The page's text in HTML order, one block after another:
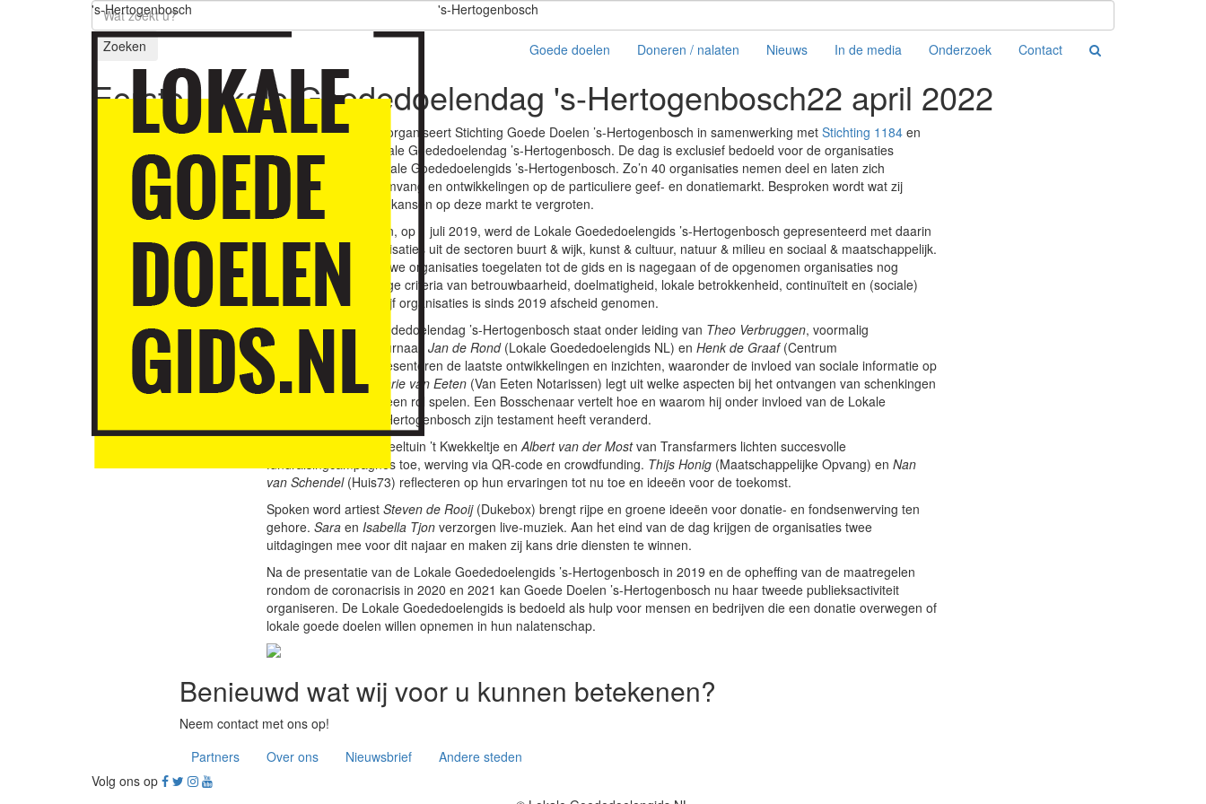
's-Hertogenbosch 's-Hertogenbosch
Goede doelen Doneren / nalaten Nieuws In de media Onderzoek Contact
Zoeken
Eerste Lokale Goededoelendag 's-Hertogenbosch22 april 2022
Op zaterdag 23 april organiseert Stichting Goede Doelen ’s-Hertogenbosch in samenwerking met Stichting 1184 en
de eerste Lokale Goededoelendag ’s-Hertogenbosch. De dag is exclusief bedoeld voor de organisaties
opgenomen in de Lokale Goededoelengids ’s-Hertogenbosch. Zo’n 40 organisaties nemen deel en laten zich
informeren over de omvang en ontwikkelingen op de particuliere geef- en donatiemarkt. Besproken wordt wat zij
kunnen doen om hun kansen op deze markt te vergroten.
Bijna drie jaar geleden, op 1 juli 2019, werd de Lokale Goededoelengids ’s-Hertogenbosch gepresenteerd met daarin
opgenomen 62 organisaties uit de sectoren buurt & wijk, kunst & cultuur, natuur & milieu en sociaal & maatschappelijk.
Sindsdien zijn elf nieuwe organisaties toegelaten tot de gids en is nagegaan of de opgenomen organisaties nog
voldoen aan de strenge criteria van betrouwbaarheid, doelmatigheid, lokale betrokkenheid, continuïteit en (sociale)
duurzaamheid. Van vijf organisaties is sinds 2019 afscheid genomen.
De eerste Lokale Goededoelendag ’s-Hertogenbosch staat onder leiding van Theo Verbruggen, voormalig
verslaggever NOS-journaal. Jan de Rond(Lokale Goededoelengids NL) en Henk de Graaf(Centrum
Nalatenschappen) presenteren de laatste ontwikkelingen en inzichten, waaronder de invloed van sociale informatie op
geefgedrag.
Anne-Marie van Eeten (Van Eeten Notarissen) legt uit welke aspecten bij het ontvangen van schenkingen
en nalatenschappen een rol spelen. Een Bosschenaar vertelt hoe en waarom hij onder invloed van de Lokale
Goededoelengids ’s-Hertogenbosch zijn testament heeft veranderd.
van Speeltuin ’t Kwekkeltje enAlbert van der Mostvan Transfarmers lichten succesvolle
fundraisingcampagnes toe, werving via QR-code en crowdfunding. Thijs Honig (Maatschappelijke Opvang) en Nan
van Schendel(Huis73) reflecteren op hun ervaringen tot nu toe en ideeën voor de toekomst.
Spoken word artiest Steven de Rooij(Dukebox) brengt rijpe en groene ideeën voor donatie- en fondsenwerving ten
gehore. Sara en Isabella Tjon verzorgen live-muziek. Aan het eind van de dag krijgen de organisaties twee
uitdagingen mee voor dit najaar en maken zij kans drie diensten te winnen.
Na de presentatie van de Lokale Goededoelengids ’s-Hertogenbosch in 2019 en de opheffing van de maatregelen
rondom de coronacrisis in 2020 en 2021 kan Goede Doelen ’s-Hertogenbosch nu haar tweede publieksactiviteit
organiseren. De Lokale Goededoelengids is bedoeld als hulp voor mensen en bedrijven die een donatie overwegen of
lokale goede doelen willen opnemen in hun nalatenschap.
Benieuwd wat wij voor u kunnen betekenen?
Neem contact met ons op!
Partners
Over ons Nieuwsbrief
Andere steden
Volg ons op